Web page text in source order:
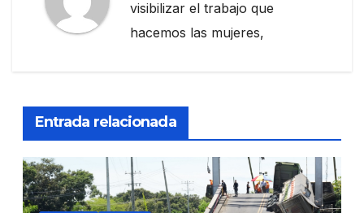
visibilizar el trabajo que
hacemos las mujeres,
Entrada relacionada